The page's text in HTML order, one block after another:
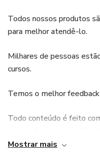
• Regular maquina de
• Manutenção de maquina
• Conhecendo sua
Todos nossos produtos
para melhor atendê-lo.
Milhares de pessoas
cursos.
Temos o melhor
Todo conteúdo é feito
tempo e estudos para
Mostrar mais